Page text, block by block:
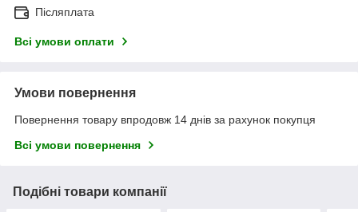
Післяплата
Всі умови оплати
Умови повернення
Повернення товару впродовж 14 днів за рахунок покупця
Всі умови повернення
Подібні товари компанії